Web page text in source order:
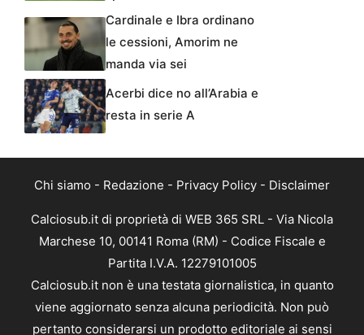
Cardinale e Ibra ordinano
le cessioni, Amorim ne
manda via sei
Acerbi dice no all’Arabia e
resta in serie A
Chi siamo - Redazione - Privacy Policy - Disclaimer
Calciosub.it di proprietà di WEB 365 SRL - Via Nicola
Marchese 10, 00141 Roma (RM) - Codice Fiscale e
Partita I.V.A. 12279101005
Calciosub.it non è una testata giornalistica, in quanto
viene aggiornato senza alcuna periodicità. Non può
pertanto considerarsi un prodotto editoriale ai sensi